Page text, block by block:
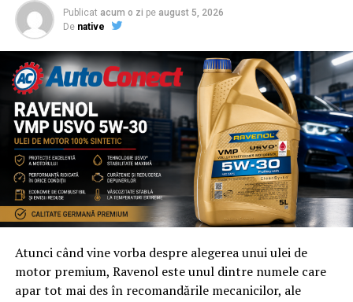
Publicat acum o zi pe august 5, 2026
De native
Atunci când vine vorba despre alegerea unui ulei de
motor premium, Ravenol este unul dintre numele care
apar tot mai des în recomandările mecanicilor, ale